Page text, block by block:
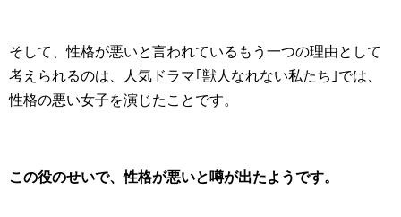
そして、性格が悪いと言われているもう一つの理由として
考えられるのは、人気ドラマ｢獣人なれない私たち｣では、
性格の悪い女子を演じたことです。
この役のせいで、性格が悪いと噂が出たようです。